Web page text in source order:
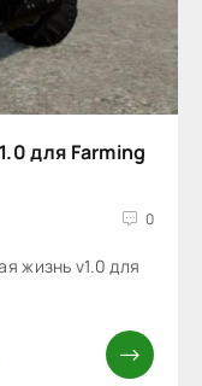
для Farming
0
жизнь v1.0 для